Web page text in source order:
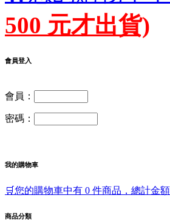
500 元才出貨)
會員登入
會員：
密碼：
我的購物車
🛒您的購物車中有 0 件商品，總計金
商品分類